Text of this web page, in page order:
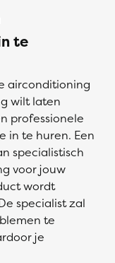
te
airconditioning
wilt laten
professionele
in te huren. Een
specialistisch
voor jouw
wordt
specialist zal
te
je